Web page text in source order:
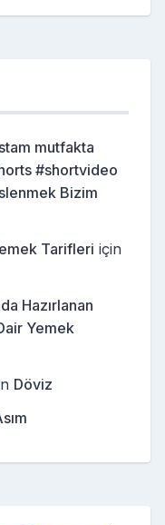
mutfakta
#shortvideo
Bizim
Tarifleri için
Hazırlanan
Yemek
Döviz